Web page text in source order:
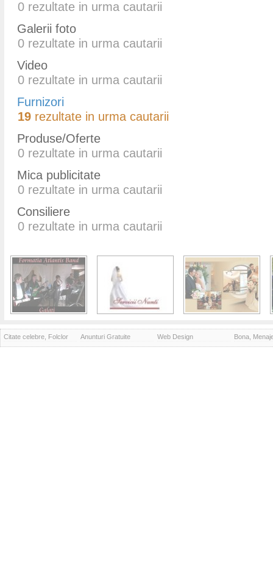
0 rezultate in urma cautarii
Galerii foto
0 rezultate in urma cautarii
Video
0 rezultate in urma cautarii
Furnizori
19 rezultate in urma cautarii
Produse/Oferte
0 rezultate in urma cautarii
Mica publicitate
0 rezultate in urma cautarii
Consiliere
0 rezultate in urma cautarii
Citate celebre, Folclor Anunturi Gratuite Web Design Bona,